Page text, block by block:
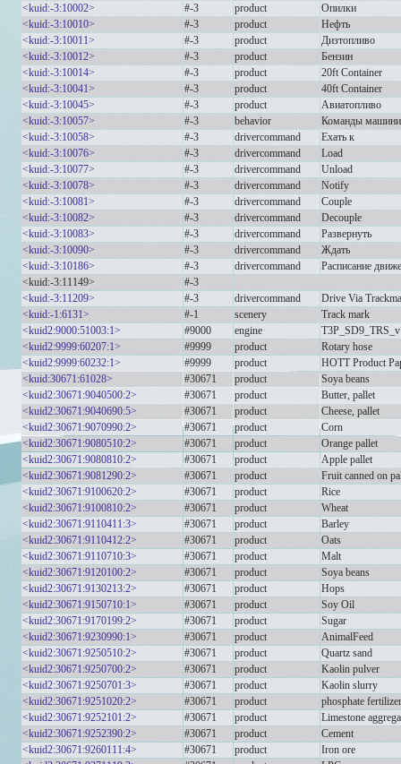
<kuid:-3:10002>
#-3 product
Опилки
<kuid:-3:10010>
#-3 product
Нефть
<kuid:-3:10011>
#-3 product
Дизтопливо
<kuid:-3:10012>
#-3 product
Бензин
<kuid:-3:10014>
#-3 product
20ft Container
<kuid:-3:10041>
#-3 product
40ft Container
<kuid:-3:10045>
#-3 product
Авиатопливо
<kuid:-3:10057>
#-3 behavior
Команды
<kuid:-3:10058>
#-3 drivercommand
Ехать к
<kuid:-3:10076>
#-3 drivercommand
Load
<kuid:-3:10077>
#-3 drivercommand
Unload
<kuid:-3:10078>
#-3 drivercommand
Notify
<kuid:-3:10081>
#-3 drivercommand
Couple
<kuid:-3:10082>
#-3 drivercommand
Decouple
<kuid:-3:10083>
#-3 drivercommand
Развернуть
<kuid:-3:10090>
#-3 drivercommand
Ждать
<kuid:-3:10186>
#-3 drivercommand
Расписание
<kuid:-3:11149>
#-3
<kuid:-3:11209>
#-3 drivercommand
Drive Via
<kuid:-1:6131>
#-1 scenery
Track mark
<kuid2:9000:51003:1>
#9000 engine
<kuid2:9999:60207:1>
#9999 product
Rotary hose
<kuid2:9999:60232:1>
#9999 product
HOTT Product
<kuid:30671:61028>
#30671 product
Soya beans
<kuid2:30671:9040500:2>
#30671 product
Butter, pallet
<kuid2:30671:9040690:5>
#30671 product
Cheese, pallet
<kuid2:30671:9070990:2>
#30671 product
Corn
<kuid2:30671:9080510:2>
#30671 product
Orange pallet
<kuid2:30671:9080810:2>
#30671 product
Apple pallet
<kuid2:30671:9081290:2>
#30671 product
Fruit canned on
<kuid2:30671:9100620:2>
#30671 product
Rice
<kuid2:30671:9100810:2>
#30671 product
Wheat
<kuid2:30671:9110411:3>
#30671 product
Barley
<kuid2:30671:9110412:2>
#30671 product
Oats
<kuid2:30671:9110710:3>
#30671 product
Malt
<kuid2:30671:9120100:2>
#30671 product
Soya beans
<kuid2:30671:9130213:2>
#30671 product
Hops
<kuid2:30671:9150710:1>
#30671 product
Soy Oil
<kuid2:30671:9170199:2>
#30671 product
Sugar
<kuid2:30671:9230990:1>
#30671 product
AnimalFeed
<kuid2:30671:9250510:2>
#30671 product
Quartz sand
<kuid2:30671:9250700:2>
#30671 product
Kaolin pulver
<kuid2:30671:9250701:3>
#30671 product
Kaolin slurry
<kuid2:30671:9251020:2>
#30671 product
phosphate fertilizer
<kuid2:30671:9252101:2>
#30671 product
Limestone
<kuid2:30671:9252390:2>
#30671 product
Cement
<kuid2:30671:9260111:4>
#30671 product
Iron ore